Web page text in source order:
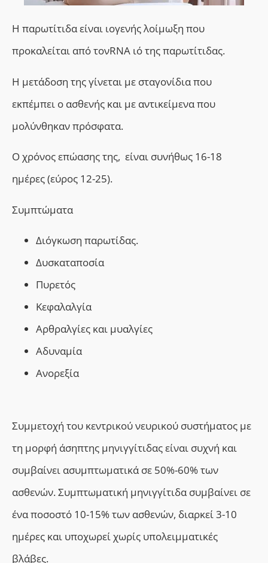
Η παρωτίτιδα είναι ιογενής λοίμωξη που
προκαλείται από τονRNA ιό της παρωτίτιδας.
Η μετάδοση της γίνεται με σταγονίδια που
εκπέμπει ο ασθενής και με αντικείμενα που
μολύνθηκαν πρόσφατα.
Ο χρόνος επώασης της, είναι συνήθως 16-18
ημέρες (εύρος 12-25).
Συμπτώματα
Διόγκωση παρωτίδας.
Δυσκαταποσία
Πυρετός
Κεφαλαλγία
Αρθραλγίες και μυαλγίες
Αδυναμία
Ανορεξία
Συμμετοχή του κεντρικού νευρικού συστήματος με
τη μορφή άσηπτης μηνιγγίτιδας είναι συχνή και
συμβαίνει ασυμπτωματικά σε 50%-60% των
ασθενών. Συμπτωματική μηνιγγίτιδα συμβαίνει σε
ένα ποσοστό 10-15% των ασθενών, διαρκεί 3-10
ημέρες και υποχωρεί χωρίς υπολειμματικές
βλάβες.